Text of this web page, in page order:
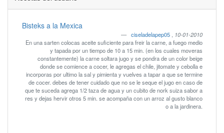
Bisteks a la Mexica
ciseladelapep05
10-01-2010
En una sarten colocas aceite suficiente para freir la carne, a fuego medio
y tapada por un tiempo de 10 a 15 min. (en los cuales moveras
constantemente) la carne soltara jugo y se pondra de un color beige
donde se comience a cocer, le agregas el chile, jitomate y cebolla e
incorporas por ultimo la sal y pimienta y vuelves a tapar a que se termine
de cocer. debes de tener cuidado que no se le seque el jugo en caso de
que te suceda agrega 1/2 taza de agua y un cubito de nork suiza sabor a
res y dejas hervir otros 5 min. se acompaña con un arroz al gusto blanco
o a la jardinera.